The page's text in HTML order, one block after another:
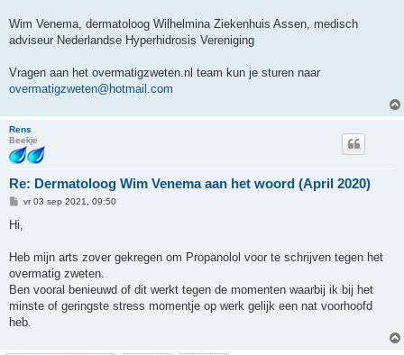
Wim Venema, dermatoloog Wilhelmina Ziekenhuis Assen, medisch
adviseur Nederlandse Hyperhidrosis Vereniging
Vragen aan het overmatigzweten.nl team kun je sturen naar
overmatigzweten@hotmail.com
Rens
Beekje
Re: Dermatoloog Wim Venema aan het woord (April 2020)
B
i
h
vr 03 sep 2021, 09:50
Hi,
Heb mijn arts zover gekregen om Propanolol voor te schrijven tegen het
overmatig zweten.
Ben vooral benieuwd of dit werkt tegen de momenten waarbij ik bij het
minste of geringste stress momentje op werk gelijk een nat voorhoofd
heb.